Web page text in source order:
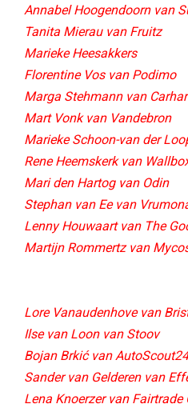
Annabel Hoogendoorn van
Tanita Mierau van Fruitz
Marieke Heesakkers
Florentine Vos van Podimo
Marga Stehmann van
Mart Vonk van Vandebron
Marieke Schoon-van der
Rene Heemskerk van
Mari den Hartog van Odin
Stephan van Ee van
Lenny Houwaart van The
Martijn Rommertz van
Lore Vanaudenhove van
Ilse van Loon van Stoov
Bojan Brkić van AutoScout24
Sander van Gelderen van
Lena Knoerzer van Fairtrade